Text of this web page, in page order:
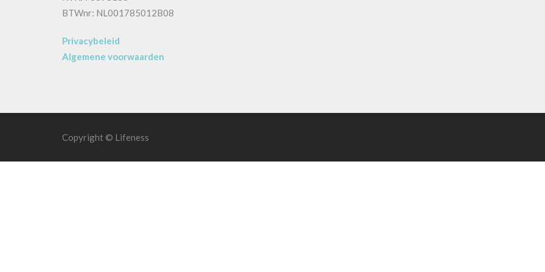
BTWnr: NL001785012B08
Privacybeleid
Algemene voorwaarden
Copyright © Lifeness